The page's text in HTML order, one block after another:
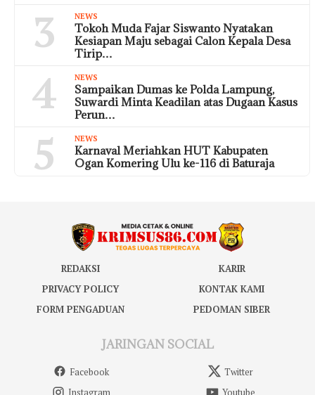
3 NEWS
Tokoh Muda Fajar Siswanto Nyatakan
Kesiapan Maju sebagai Calon Kepala Desa
Tirip…
4 NEWS
Sampaikan Dumas ke Polda Lampung,
Suwardi Minta Keadilan atas Dugaan Kasus
Perun…
5 NEWS
Karnaval Meriahkan HUT Kabupaten
Ogan Komering Ulu ke-116 di Baturaja
REDAKSI
KARIR
PRIVACY POLICY
KONTAK KAMI
FORM PENGADUAN
PEDOMAN SIBER
JARINGAN SOCIAL
Facebook
Twitter